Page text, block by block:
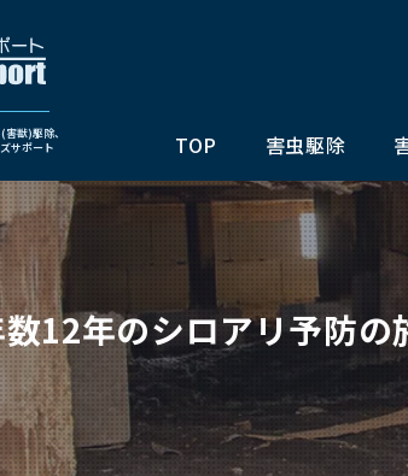
獣)駆除、
サポート
TOP 害虫駆除
12年のシロアリ予防